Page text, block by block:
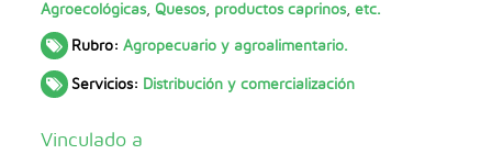
explotación. Es un precio sin especulación. Al menos el
70% del precio del producto que consumís le llega de
corresponde al trabajo de logística, difusión y distribución
comercializaciòn, disminuir la intermediación, para que lxs
Agroecológicas,Quesos, productos caprinos,etc.
Rubro:Agropecuario y agroalimentario.
Servicios: Distribución y comercialización
Vinculado a